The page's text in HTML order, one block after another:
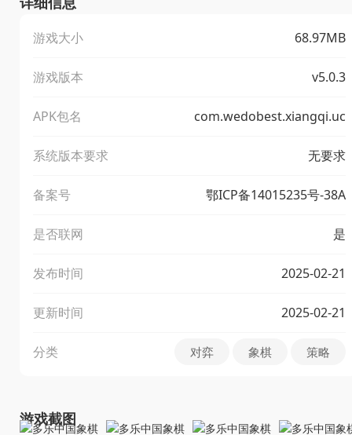
游戏大小 68.97MB
游戏版本 v5.0.3
APK包名 com.wedobest.xiangqi.uc
系统版本要求 无要求
备案号 鄂ICP备14015235号-38A
是否联网 是
发布时间 2025-02-21
更新时间 2025-02-21
分类 对弈 象棋 策略
游戏截图